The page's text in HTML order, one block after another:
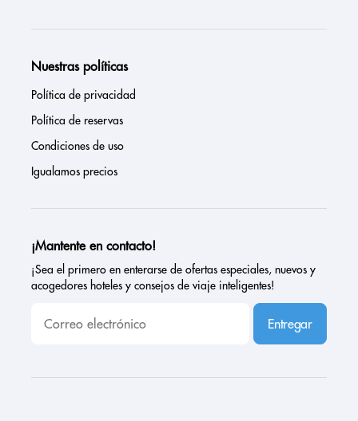
Nuestras políticas
Política de privacidad
Política de reservas
Condiciones de uso
Igualamos precios
¡Mantente en contacto!
¡Sea el primero en enterarse de ofertas especiales, nuevos y
acogedores hoteles y consejos de viaje inteligentes!
Entregar